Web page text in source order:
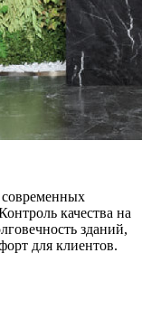
качества на
зданий,
для клиентов.